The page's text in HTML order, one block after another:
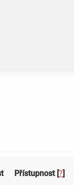
Přístupnost [?]